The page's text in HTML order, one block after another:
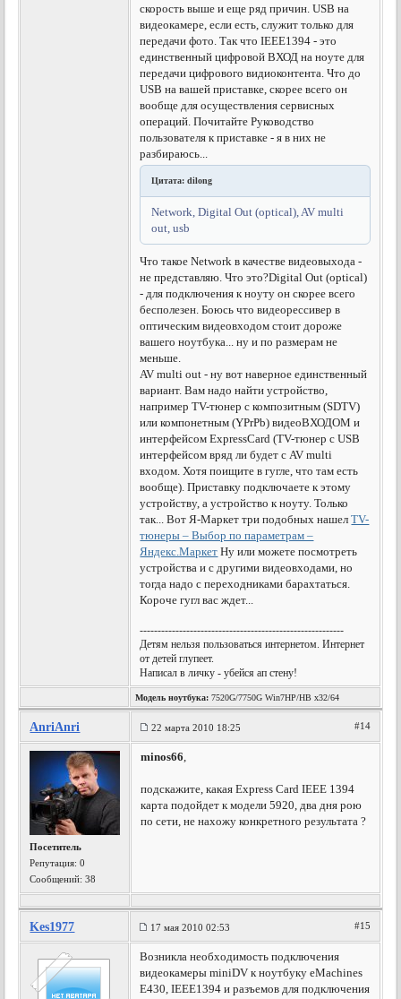
скорость выше и еще ряд причин. USB на
видеокамере, если есть, служит только для
передачи фото. Так что IEEE1394 - это
единственный цифровой ВХОД на ноуте для
передачи цифрового видиоконтента. Что до
USB на вашей приставке, скорее всего он
вообще для осуществления сервисных
операций. Почитайте Руководство
пользователя к приставке - я в них не
разбираюсь...
Цитата: dilong
Network, Digital Out (optical), AV multi
out, usb
Что такое Network в качестве видеовыхода -
не представляю. Что это?Digital Out (optical)
- для подключения к ноуту он скорее всего
бесполезен. Боюсь что видеорессивер в
оптическим видеовходом стоит дороже
вашего ноутбука... ну и по размерам не
меньше.
AV multi out - ну вот наверное единственный
вариант. Вам надо найти устройство,
например ТV-тюнер с композитным (SDTV)
или компонетным (YPrPb) видеоВХОДОМ и
интерфейсом ExpressCard (ТV-тюнер с USB
интерфейсом вряд ли будет с AV multi
входом. Хотя поищите в гугле, что там есть
вообще). Приставку подключаете к этому
устройству, а устройство к ноуту. Только
так... Вот Я-Маркет три подобных нашелTV-
тюнеры – Выбор по параметрам –
Яндекс.Маркет Ну или можете посмотреть
устройства и с другими видеовходами, но
тогда надо с переходниками барахтаться.
Короче гугл вас ждет...
---------------------------------------------------------
Детям нельзя пользоваться интернетом. Интернет
от детей глупеет.
Написал в личку - убейся ап стену!
Модель ноутбука: 7520G/7750G Win7HP/HB x32/64
AnriAnri 22 марта 2010 18:25 #14
Посетитель
Репутация:0
Сообщений: 38
minos66,
подскажите, какая Express Card IEEE 1394
карта подойдет к модели 5920, два дня рою
по сети, не нахожу конкретного результата ?
Kes1977 17 мая 2010 02:53 #15
Возникла необходимость подключения
видеокамеры miniDV к ноутбуку eMachines
E430, IEEE1394 и разъемов для подключения